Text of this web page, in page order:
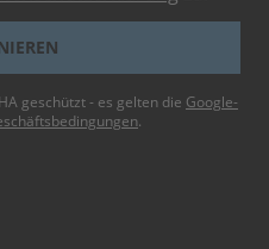
geschützt - es gelten die Google-
.